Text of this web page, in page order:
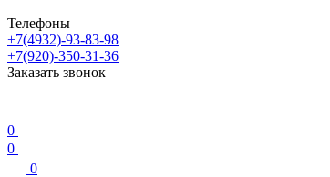
Телефоны
+7(4932)-93-83-98
+7(920)-350-31-36
Заказать звонок
0
0
0